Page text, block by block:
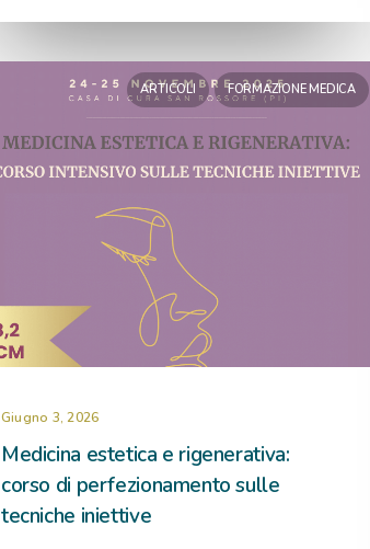
ARTICOLI FORMAZIONE MEDICA
Giugno 3, 2026
Medicina estetica e rigenerativa:
corso di perfezionamento sulle
tecniche iniettive